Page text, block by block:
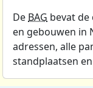
De BAG bevat de
en gebouwen in
adressen, alle
standplaatsen